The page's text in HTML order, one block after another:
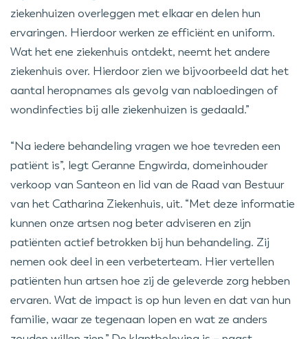
ziekenhuizen overleggen met elkaar en delen hun
ervaringen. Hierdoor werken ze efficiënt en uniform.
Wat het ene ziekenhuis ontdekt, neemt het andere
ziekenhuis over. Hierdoor zien we bijvoorbeeld dat het
aantal heropnames als gevolg van nabloedingen of
wondinfecties bij alle ziekenhuizen is gedaald.”
“Na iedere behandeling vragen we hoe tevreden een
patiënt is”, legt Geranne Engwirda, domeinhouder
verkoop van Santeon en lid van de Raad van Bestuur
van het Catharina Ziekenhuis, uit. “Met deze informatie
kunnen onze artsen nog beter adviseren en zijn
patiënten actief betrokken bij hun behandeling. Zij
nemen ook deel in een verbeterteam. Hier vertellen
patiënten hun artsen hoe zij de geleverde zorg hebben
ervaren. Wat de impact is op hun leven en dat van hun
familie, waar ze tegenaan lopen en wat ze anders